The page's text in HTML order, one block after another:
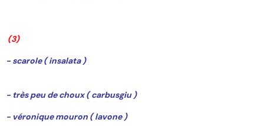
(3)
- scarole ( insalata )
- très peu de choux ( carbusgiu )
- véronique mouron ( lavone )